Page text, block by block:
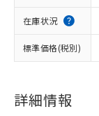
在庫状況
標準価格(税別)
詳細情報